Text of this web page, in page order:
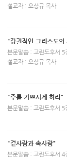
설교자 : 오상규 목사
"강권적인 그리스도의
본문말씀 : 고린도후서
설교자 : 오상규 목사
"주를 기쁘시게 하라"
본문말씀 : 고린도후서 5
"겉사람과 속사람"
본문말씀 : 고린도후서